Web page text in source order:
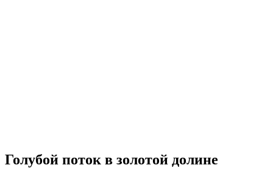
Голубой поток в золотой долине